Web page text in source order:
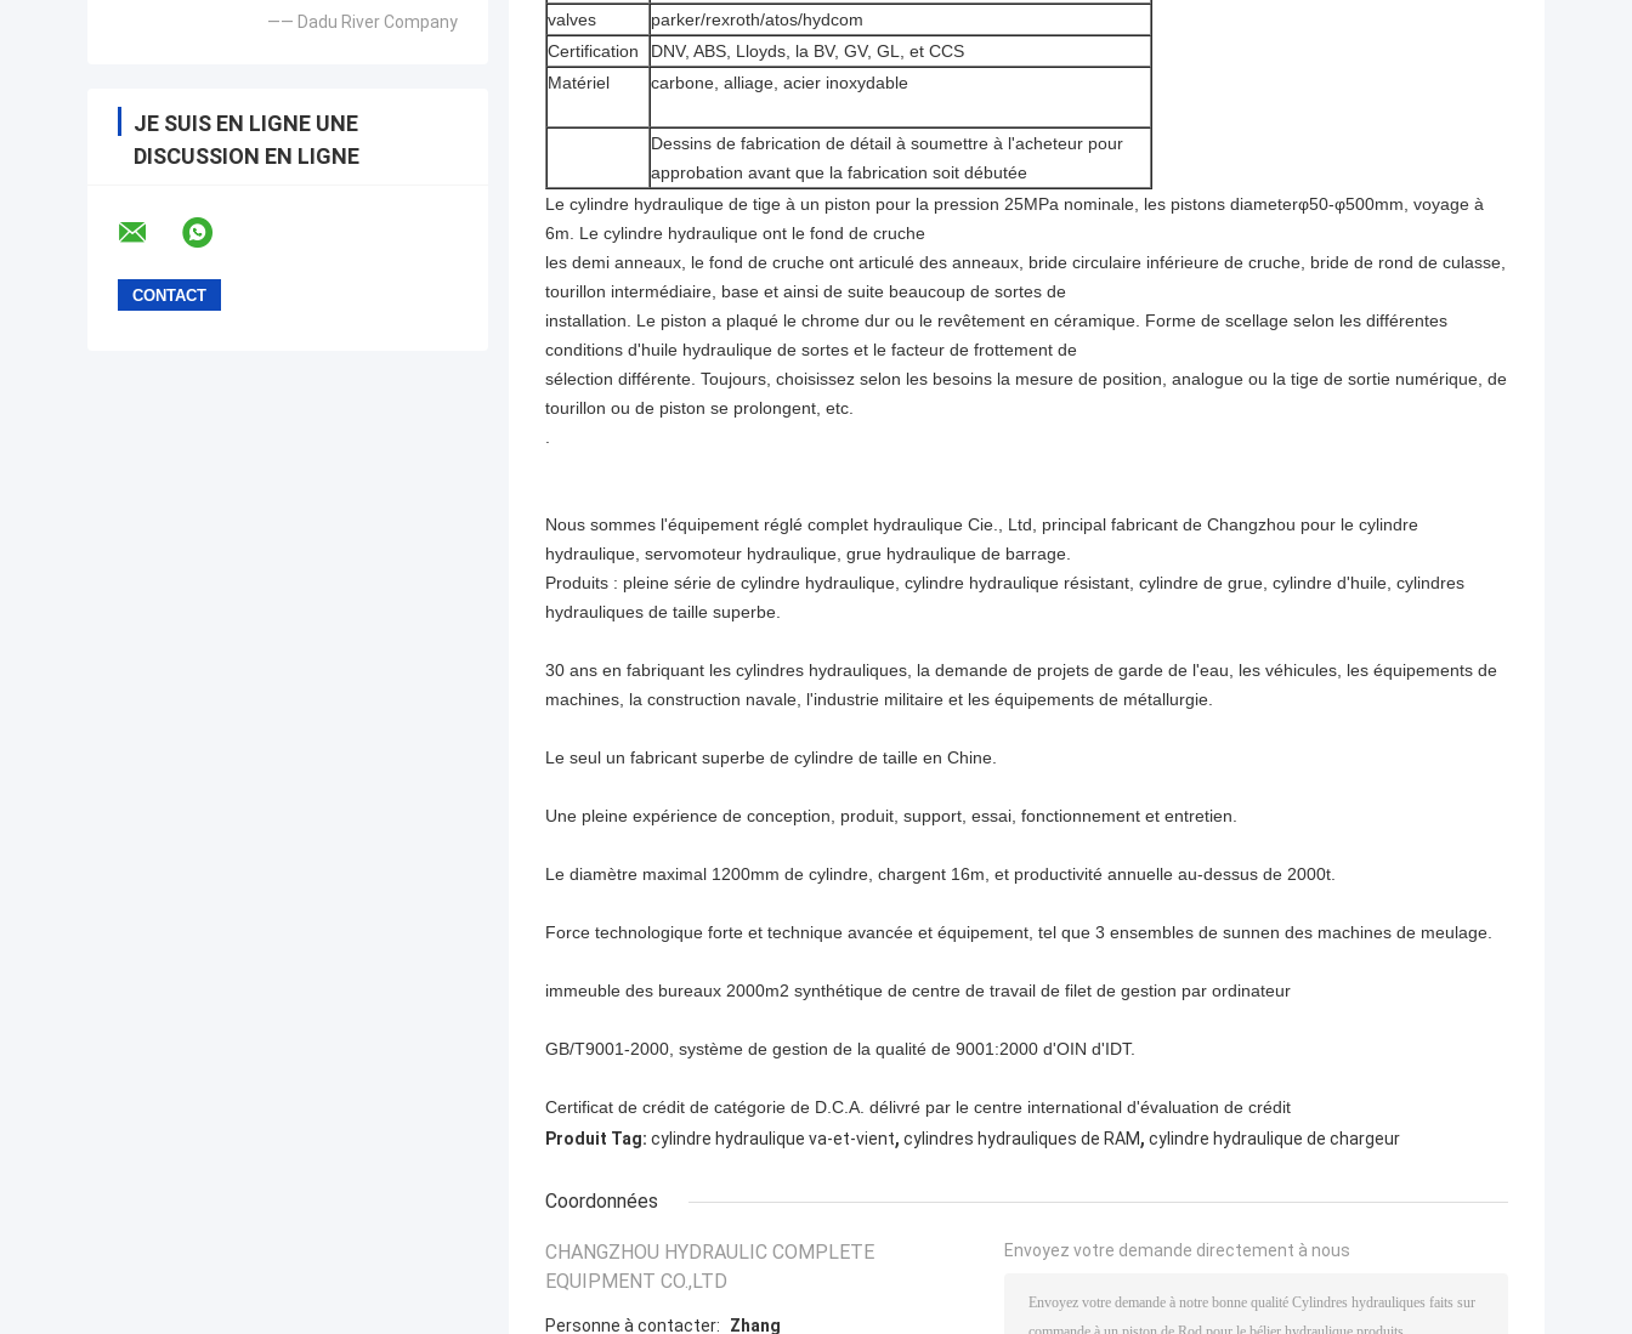
—— Dadu River Company
JE SUIS EN LIGNE UNE
DISCUSSION EN LIGNE
valves
parker/rexroth/atos/hydcom
Certification
DNV, ABS, Lloyds, la BV, GV, GL, et CCS
Matériel
carbone, alliage, acier inoxydable
Dessins de fabrication de détail à soumettre à l'acheteur pour
approbation avant que la fabrication soit débutée
Le cylindre hydraulique de tige à un piston pour la pression 25MPa nominale, les pistons diameterφ50-φ500mm, voyage à
6m. Le cylindre hydraulique ont le fond de cruche
les demi anneaux, le fond de cruche ont articulé des anneaux, bride circulaire inférieure de cruche, bride de rond de culasse,
tourillon intermédiaire, base et ainsi de suite beaucoup de sortes de
installation. Le piston a plaqué le chrome dur ou le revêtement en céramique. Forme de scellage selon les différentes
conditions d'huile hydraulique de sortes et le facteur de frottement de
sélection différente. Toujours, choisissez selon les besoins la mesure de position, analogue ou la tige de sortie numérique, de
tourillon ou de piston se prolongent, etc.
.
Nous sommes l'équipement réglé complet hydraulique Cie., Ltd, principal fabricant de Changzhou pour le cylindre
hydraulique, servomoteur hydraulique, grue hydraulique de barrage.
Produits : pleine série de cylindre hydraulique, cylindre hydraulique résistant, cylindre de grue, cylindre d'huile, cylindres
hydrauliques de taille superbe.
30 ans en fabriquant les cylindres hydrauliques, la demande de projets de garde de l'eau, les véhicules, les équipements de
machines, la construction navale, l'industrie militaire et les équipements de métallurgie.
Le seul un fabricant superbe de cylindre de taille en Chine.
Une pleine expérience de conception, produit, support, essai, fonctionnement et entretien.
Le diamètre maximal 1200mm de cylindre, chargent 16m, et productivité annuelle au-dessus de 2000t.
Force technologique forte et technique avancée et équipement, tel que 3 ensembles de sunnen des machines de meulage.
immeuble des bureaux 2000m2 synthétique de centre de travail de filet de gestion par ordinateur
GB/T9001-2000, système de gestion de la qualité de 9001:2000 d'OIN d'IDT.
Certificat de crédit de catégorie de D.C.A. délivré par le centre international d'évaluation de crédit
Produit Tag: cylindre hydraulique va-et-vient, cylindres hydrauliques de RAM, cylindre hydraulique de chargeur
Coordonnées
CHANGZHOU HYDRAULIC COMPLETE
EQUIPMENT CO.,LTD
Personne à contacter:
Zhang
Envoyez votre demande directement à nous